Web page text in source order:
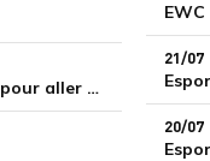
Keria après la victoire de T1 au Play-In des Worlds 2025 : « Comme toujours, nous ferons de notre mieux pour aller chercher le trophée »
21/07
20/07